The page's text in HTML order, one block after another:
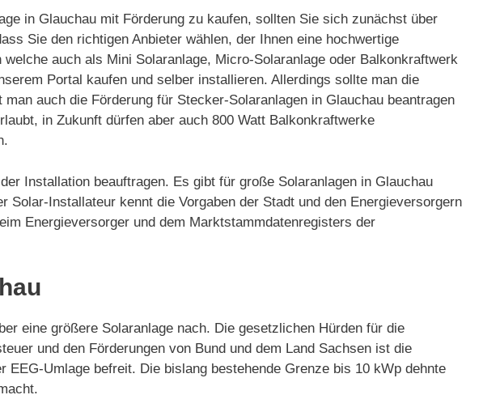
in Glauchau mit Förderung zu kaufen, sollten Sie sich zunächst über
Sie den richtigen Anbieter wählen, der Ihnen eine hochwertige
auch als Mini Solaranlage, Micro-Solaranlage oder Balkonkraftwerk
Portal kaufen und selber installieren. Allerdings sollte man die
auch die Förderung für Stecker-Solaranlagen in Glauchau beantragen
in Zukunft dürfen aber auch 800 Watt Balkonkraftwerke
Installation beauftragen. Es gibt für große Solaranlagen in Glauchau
Installateur kennt die Vorgaben der Stadt und den Energieversorgern
Energieversorger und dem Marktstammdatenregisters der
eine größere Solaranlage nach. Die gesetzlichen Hürden für die
und den Förderungen von Bund und dem Land Sachsen ist die
Umlage befreit. Die bislang bestehende Grenze bis 10 kWp dehnte